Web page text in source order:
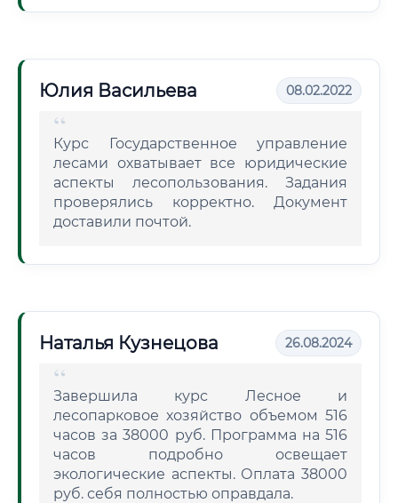
Юлия Васильева 08.02.2022
Курс Государственное управление
лесами охватывает все юридические
аспекты лесопользования. Задания
проверялись корректно. Документ
доставили почтой.
Наталья Кузнецова 26.08.2024
Завершила курс Лесное и
лесопарковое хозяйство объемом 516
часов за 38000 руб. Программа на 516
часов подробно освещает
экологические аспекты. Оплата 38000
руб. себя полностью оправдала.